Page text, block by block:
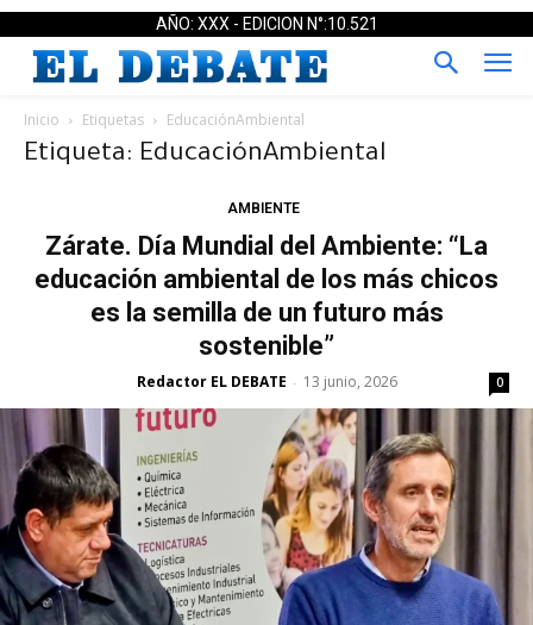
AÑO: XXX - EDICION N°:10.521
Inicio Etiquetas EducaciónAmbiental
Etiqueta: EducaciónAmbiental
AMBIENTE
Zárate. Día Mundial del Ambiente: “La
educación ambiental de los más chicos
es la semilla de un futuro más
sostenible”
Redactor EL DEBATE - 13 junio, 2026 0